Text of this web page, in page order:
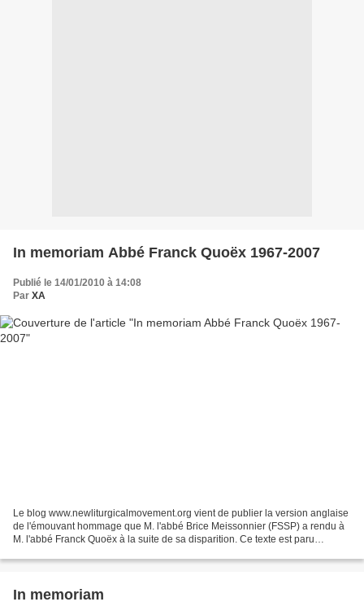
In memoriam Abbé Franck Quoëx 1967-2007
Publié le 14/01/2010 à 14:08
Par XA
Le blog www.newliturgicalmovement.org vient de publier la version anglaise
de l'émouvant hommage que M. l'abbé Brice Meissonnier (FSSP) a rendu à
M. l'abbé Franck Quoëx à la suite de sa disparition. Ce texte est paru
In memoriam